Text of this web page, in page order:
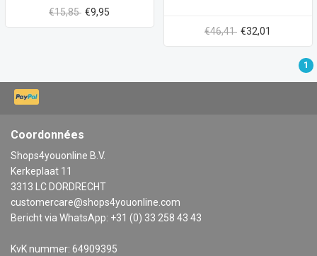
€15,85 €9,95
€46,41 €32,01
1
Coordonnées
Shops4youonline B.V.
Kerkeplaat 11
3313 LC DORDRECHT
customercare@shops4youonline.com
Bericht via WhatsApp: +31 (0) 33 258 43 43
KvK nummer: 64909395